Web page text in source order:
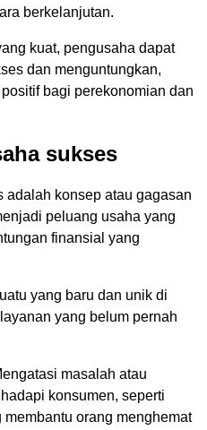
berkelanjutan.
kuat, pengusaha dapat
dan menguntungkan,
bagi perekonomian dan
sukses
adalah konsep atau gagasan
peluang usaha yang
finansial yang
yang baru dan unik di
yang belum pernah
masalah atau
konsumen, seperti
orang menghemat